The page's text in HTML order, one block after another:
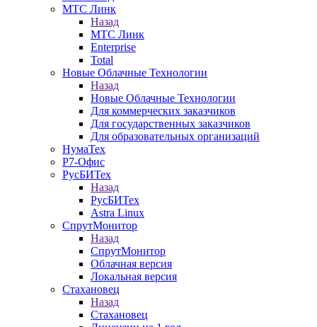
МТС Линк
Назад
МТС Линк
Enterprise
Total
Новые Облачные Технологии
Назад
Новые Облачные Технологии
Для коммерческих заказчиков
Для государственных заказчиков
Для образовательных организаций
НумаТех
Р7-Офис
РусБИТех
Назад
РусБИТех
Astra Linux
СпрутМонитор
Назад
СпрутМонитор
Облачная версия
Локальная версия
Стахановец
Назад
Стахановец